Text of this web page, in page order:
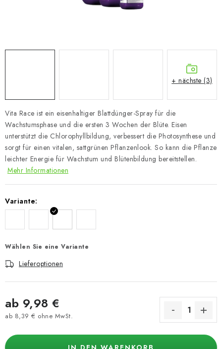
Vita Race ist ein eisenhaltiger Blattdünger-Spray für die
Wachstumsphase und die ersten 3 Wochen der Blüte. Eisen
unterstützt die Chlorophyllbildung, verbessert die Photosynthese und
sorgt für einen vitalen, sattgrünen Pflanzenlook. So kann die Pflanze
leichter Energie für Wachstum und Blütenbildung bereitstellen.
Mehr Informationen
Variante:
Wählen Sie eine Variante
Lieferoptionen
ab 9,98 €
ab 8,39 € ohne MwSt.
+ nächste (3)